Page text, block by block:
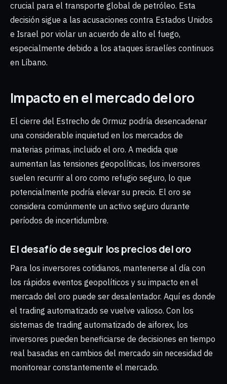
crucial para el transporte global de petróleo. Esta
decisión sigue a las acusaciones contra Estados Unidos
e Israel por violar un acuerdo de alto el fuego,
especialmente debido a los ataques israelíes continuos
en Líbano.
Impacto en el mercado del oro
El cierre del Estrecho de Ormuz podría desencadenar
una considerable inquietud en los mercados de
materias primas, incluido el oro. A medida que
aumentan las tensiones geopolíticas, los inversores
suelen recurrir al oro como refugio seguro, lo que
potencialmente podría elevar su precio. El oro se
considera comúnmente un activo seguro durante
períodos de incertidumbre.
El desafío de seguir los precios del oro
Para los inversores cotidianos, mantenerse al día con
los rápidos eventos geopolíticos y su impacto en el
mercado del oro puede ser desalentador. Aquí es donde
el trading automatizado se vuelve valioso. Con los
sistemas de trading automatizado de aiforex, los
inversores pueden beneficiarse de decisiones en tiempo
real basadas en cambios del mercado sin necesidad de
monitorear constantemente el mercado.